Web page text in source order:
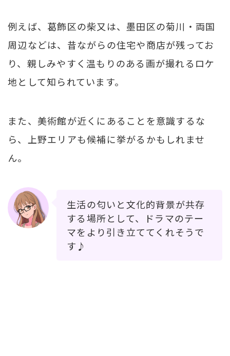
例えば、葛飾区の柴又は、墨田区の菊川・両国
周辺などは、昔ながらの住宅や商店が残ってお
り、親しみやすく温もりのある画が撮れるロケ
地として知られています。
また、美術館が近くにあることを意識するな
ら、上野エリアも候補に挙がるかもしれませ
ん。
生活の匂いと文化的背景が共存
する場所として、ドラマのテー
マをより引き立ててくれそうで
す♪